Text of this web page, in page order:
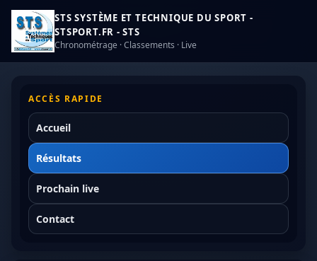
STS SYSTÈME ET TECHNIQUE DU SPORT -
STSPORT.FR - STS
Chronométrage · Classements · Live
ACCÈS RAPIDE
Accueil
Résultats
Prochain live
Contact